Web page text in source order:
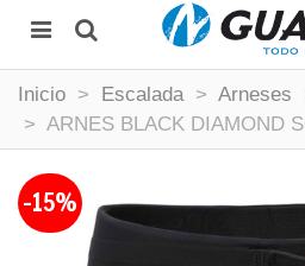
Inicio > Escalada > Arneses
> ARNES BLACK DIAMOND
-15%